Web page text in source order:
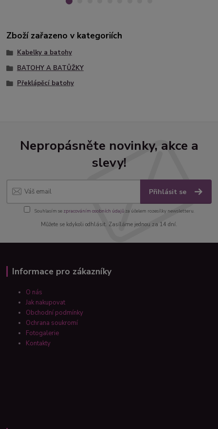
Zboží zařazeno v kategoriích
Kabelky a batohy
BATOHY A BATŮŽKY
Překlápěcí batohy
Nepropásněte novinky, akce a
slevy!
Přihlásit se
Souhlasím se zpracováním osobních údajůza účelem rozesílky newsletteru.
Můžete se kdykoli odhlásit. Zasíláme jednou za 14 dní.
Informace pro zákazníky
O nás
Jak nakupovat
Obchodní podmínky
Ochrana soukromí
Fotogalerie
Kontakty